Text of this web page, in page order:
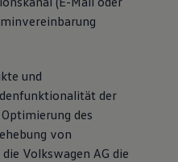
und
der
des
von
Volkswagen AG die